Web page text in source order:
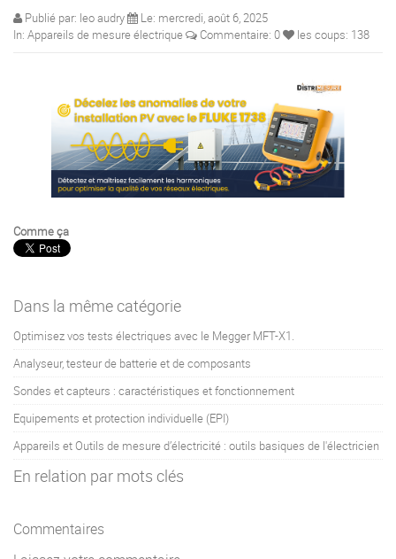
Publié par: leo audry Le: mercredi, août 6, 2025
In: Appareils de mesure électrique Commentaire: 0 les coups: 138
Comme ça
Dans la même catégorie
Optimisez vos tests électriques avec le Megger MFT-X1.
Analyseur, testeur de batterie et de composants
Sondes et capteurs : caractéristiques et fonctionnement
Equipements et protection individuelle (EPI)
Appareils et Outils de mesure d’électricité : outils basiques de l'électricien
En relation par mots clés
Commentaires